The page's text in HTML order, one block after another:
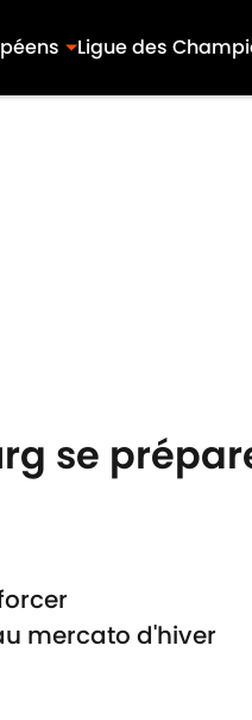
Ligue des
se
mercato d'hiver